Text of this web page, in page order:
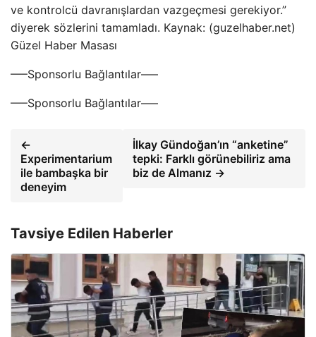
ve kontrolcü davranışlardan vazgeçmesi gerekiyor.”
diyerek sözlerini tamamladı. Kaynak: (guzelhaber.net)
Güzel Haber Masası
—–Sponsorlu Bağlantılar—–
—–Sponsorlu Bağlantılar—–
←
Experimentarium
ile bambaşka bir
deneyim
İlkay Gündoğan’ın “anketine”
tepki: Farklı görünebiliriz ama
biz de Almanız →
Tavsiye Edilen Haberler